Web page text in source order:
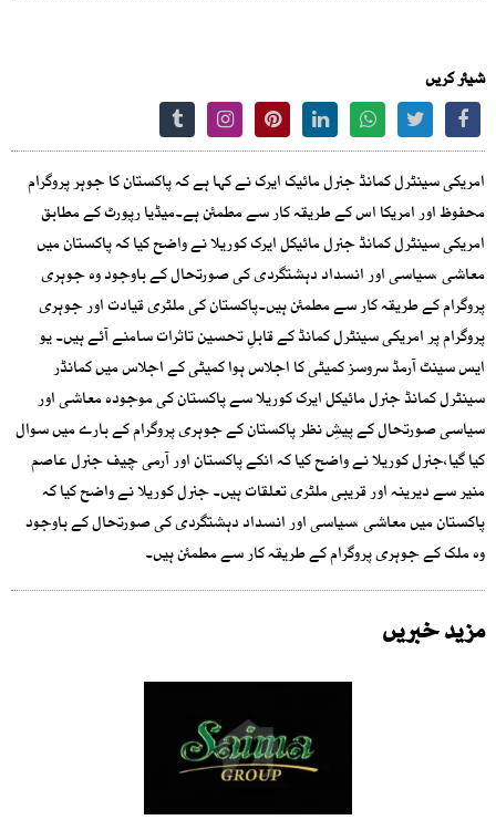
شیئر کریں
امریکی سینٹرل کمانڈ جنرل مائیک ایرک نے کہا ہے کہ پاکستان کا جوہر پروگرام
محفوظ اور امریکا اس کے طریقہ کار سے مطمئن ہے۔میڈیا رپورٹ کے مطابق
امریکی سینٹرل کمانڈ جنرل مائیکل ایرک کوریلا نے واضح کیا کہ پاکستان میں
معاشی ،سیاسی اور انسداد دہشتگردی کی صورتحال کے باوجود وہ جوہری
پروگرام کے طریقہ کار سے مطمئن ہیں۔پاکستان کی ملٹری قیادت اور جوہری
پروگرام پر امریکی سینٹرل کمانڈ کے قابلِ تحسین تاثرات سامنے آئے ہیں۔ یو
ایس سینٹ آرمڈ سروسز کمیٹی کا اجلاس ہوا کمیٹی کے اجلاس میں کمانڈر
سینٹرل کمانڈ جنرل مائیکل ایرک کوریلا سے پاکستان کی موجودہ معاشی اور
سیاسی صورتحال کے پیشِ نظر پاکستان کے جوہری پروگرام کے بارے میں سوال
کیا گیا،جنرل کوریلا نے واضح کیا کہ انکے پاکستان اور آرمی چیف جنرل عاصم
منیر سے دیرینہ اور قریبی ملٹری تعلقات ہیں۔ جنرل کوریلا نے واضح کیا کہ
پاکستان میں معاشی ،سیاسی اور انسداد دہشتگردی کی صورتحال کے باوجود
وہ ملک کے جوہری پروگرام کے طریقہ کار سے مطمئن ہیں۔
مزید خبریں